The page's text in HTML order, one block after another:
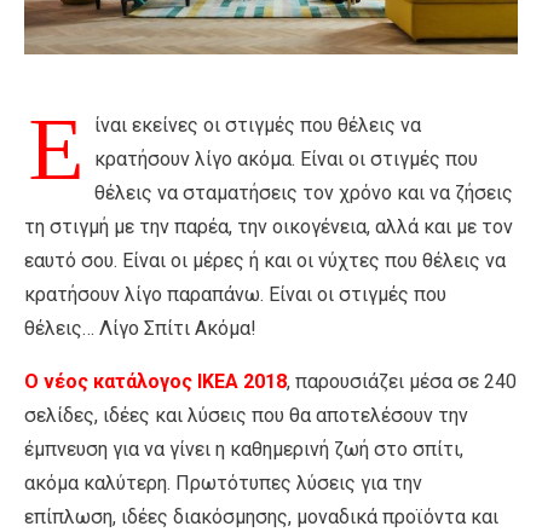
Ε
ίναι εκείνες οι στιγμές που θέλεις να
κρατήσουν λίγο ακόμα. Είναι οι στιγμές που
θέλεις να σταματήσεις τον χρόνο και να ζήσεις
τη στιγμή με την παρέα, την οικογένεια, αλλά και με τον
εαυτό σου. Είναι οι μέρες ή και οι νύχτες που θέλεις να
κρατήσουν λίγο παραπάνω. Είναι οι στιγμές που
θέλεις… Λίγο Σπίτι Ακόμα!
Ο νέος κατάλογος ΙΚΕΑ 2018, παρουσιάζει μέσα σε 240
σελίδες, ιδέες και λύσεις που θα αποτελέσουν την
έμπνευση για να γίνει η καθημερινή ζωή στο σπίτι,
ακόμα καλύτερη. Πρωτότυπες λύσεις για την
επίπλωση, ιδέες διακόσμησης, μοναδικά προϊόντα και